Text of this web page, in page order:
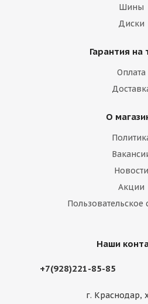
Шины
Диски
Гарантия на
Оплата
О
Новости
Акции
Пользовательское
Наши
+7(928)221-85-85
г. Краснодар,